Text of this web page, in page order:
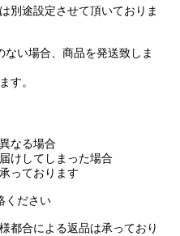
別途設定させて頂いておりま
い場合、商品を発送致しま
す。
なる場合
けしてしまった場合
っております
ください
都合による返品は承っており